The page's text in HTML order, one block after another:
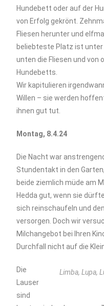
Hundebett oder auf der
von Erfolg gekrönt.
Fliesen herunter und
beliebteste Platz ist unter
unten die Fliesen und von
Hundebetts.
Wir kapitulieren
Willen – sie werden
ihnen gut tut.
Montag, 8.4.24
Die Nacht war
Stundentakt in den
beide ziemlich müde am
Hedda gut, wenn sie
sich reinschaufeln und
versorgen. Doch wir
Milchangebot bei Ihren
Durchfall nicht auf die
Limba, Lupa,
Die
Lauser
sind